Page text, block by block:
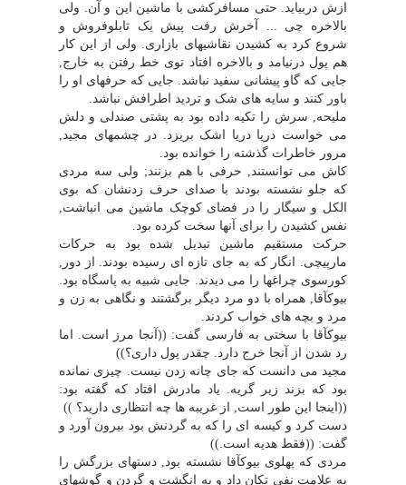
ازش دربیاید. حتى مسافرکشى با ماشین این و آن. ولى
بالاخره چى ... آخرش رفت پیش یک تابلوفروش و
شروع کرد به کشیدن نقاشیهاى بازارى. ولى از این کار
هم پول درنیامد و بالاخره افتاد توى خط رفتن به خارج,
جایى که گاو پیشانى سفید نباشد. جایى که حرفهاى او را
باور کنند و سایه هاى شک و تردید اطرافش نباشد.
ملیحه, سرش را تکیه داده بود به پشتى صندلى و دلش
مى خواست دریا دریا اشک بریزد. در چشمهاى مجید,
مرور خاطرات گذشته را خوانده بود.
کاش مى توانستند, حرفى با هم بزنند; ولى سه مردى
که جلو نشسته بودند با صداى حرف زدنشان که بوى
الکل و سیگار را در فضاى کوچک ماشین مى انباشت,
نفس کشیدن را براى آنها سخت کرده بود.
حرکت مستقیم ماشین تبدیل شده بود به حرکات
مارپیچى. انگار که به جاى تازه اى رسیده بودند. از دور,
کورسوى چراغها را مى دیدند. جایى شبیه به پاسگاه بود.
بیوکآقا, همراه با دو مرد دیگر برگشتند و نگاهى به زن و
مرد و بچه هاى خواب کردند.
بیوکآقا با سختى به فارسى گفت: ((آنجا مرز است. اما
رد شدن از آنجا خرج دارد. چقدر پول دارى؟))
مجید مى دانست که جاى چانه زدن نیست. چیزى نمانده
بود که بزند زیر گریه. یاد مادرش افتاد که گفته بود:
((اینجا این طور است, از غریبه ها چه انتظارى دارید؟ ))
دست کرد و کیسه اى را که به گردنش بود بیرون آورد و
گفت: ((فقط هدیه است.))
مردى که پهلوى بیوکآقا نشسته بود, دستهاى بزرگش را
به علامت نفى تکان داد و به انگشت و گردن و گوشهاى